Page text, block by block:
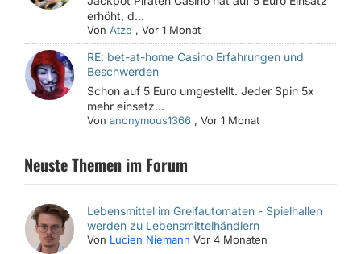
erhöht, d...
VonAtze ,Vor 1 Monat
RE: bet-at-home Casino Erfahrungen und
Beschwerden
Schon auf 5 Euro umgestellt. Jeder Spin 5x
mehr einsetz...
Vonanonymous1366 ,Vor 1 Monat
Neuste Themen im Forum
Lebensmittel im Greifautomaten - Spielhallen
werden zu Lebensmittelhändlern
Von Lucien Niemann Vor 4 Monaten